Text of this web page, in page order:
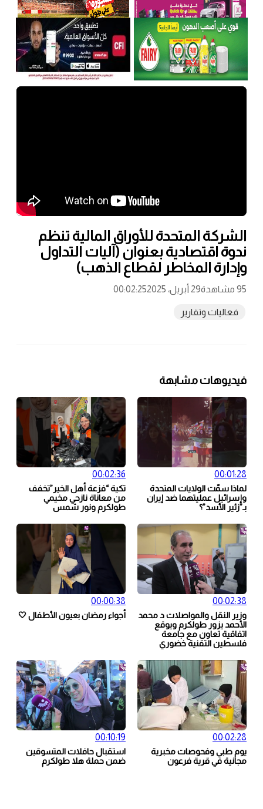
الشركة المتحدة للأوراق المالية تنظم
ندوة اقتصادية بعنوان (آليات التداول
وإدارة المخاطر لقطاع الذهب)
95 مشاهدة 29 أبريل، 2025 00:02:25
فعاليات وتقارير
فيديوهات مشابهة
00:01:28
لماذا سمّت الولايات المتحدة
وإسرائيل عمليتهما ضد إيران
بـ”زئير الأسد”؟
00:02:36
تكية “فزعة أهل الخير”تخفف
من معاناة نازحي مخيمي
طولكرم ونور شمس
00:02:38
وزير النقل والمواصلات د محمد
الأحمد يزور طولكرم ويوقع
اتفاقية تعاون مع جامعة
فلسطين التقنية خضوري
00:00:38
أجواء رمضان بعيون الأطفال 🤍
00:02:28
يوم طبي وفحوصات مخبرية
مجانية في قرية فرعون
00:10:19
استقبال حافلات المتسوقين
ضمن حملة هلا طولكرم